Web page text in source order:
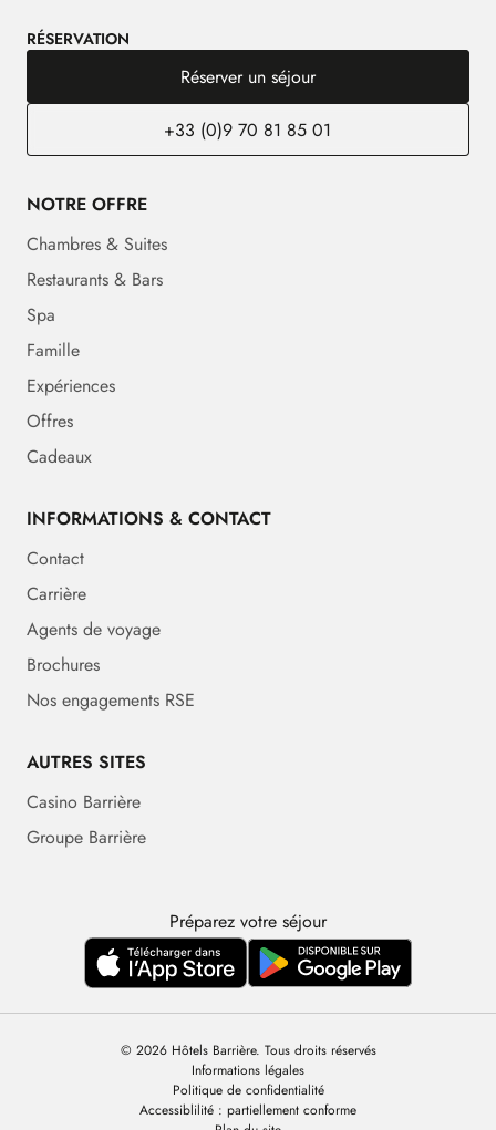
RÉSERVATION
Réserver un séjour
+33 (0)9 70 81 85 01
NOTRE OFFRE
Chambres & Suites
Restaurants & Bars
Spa
Famille
Expériences
Offres
Cadeaux
INFORMATIONS & CONTACT
Contact
Carrière
Agents de voyage
Brochures
Nos engagements RSE
AUTRES SITES
Casino Barrière
Groupe Barrière
Préparez votre séjour
© 2026 Hôtels Barrière. Tous droits réservés
Informations légales
Politique de confidentialité
Accessiblilité : partiellement conforme